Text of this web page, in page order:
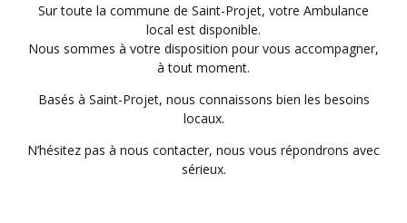
Sur toute la commune de Saint-Projet, votre Ambulance
local est disponible.
Nous sommes à votre disposition pour vous accompagner,
à tout moment.
Basés à Saint-Projet, nous connaissons bien les besoins
locaux.
N’hésitez pas à nous contacter, nous vous répondrons avec
sérieux.